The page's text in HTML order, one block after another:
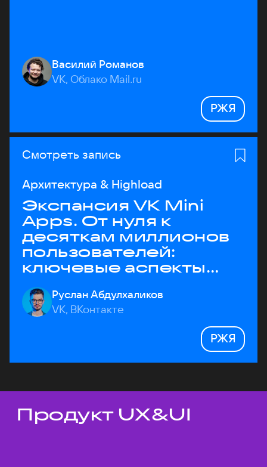
Василий Романов
VK, Облако Mail.ru
РЖЯ
Смотреть запись
Архитектура & Highload
Экспансия VK Mini
Apps. От нуля к
десяткам миллионов
пользователей:
ключевые аспекты
архитектуры
Руслан Абдулхаликов
VK, ВКонтакте
РЖЯ
Темы докладов
Продукт UX&UI